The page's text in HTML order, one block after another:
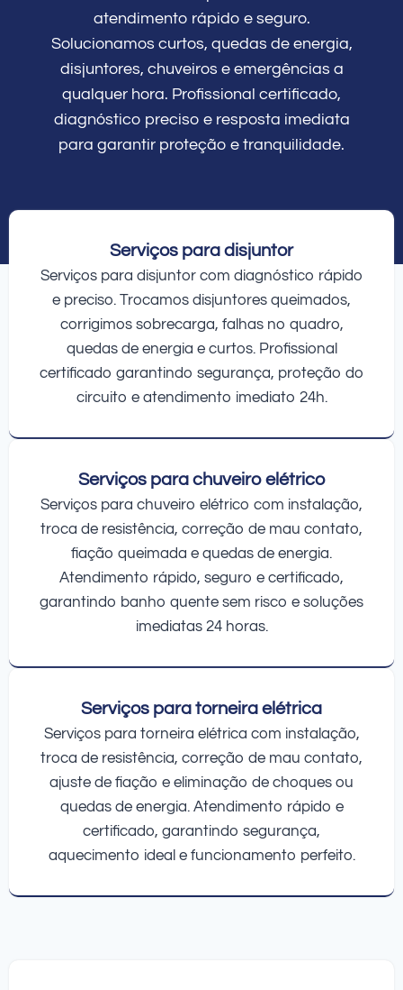
atendimento rápido e seguro.
Solucionamos curtos, quedas de energia,
disjuntores, chuveiros e emergências a
qualquer hora. Profissional certificado,
diagnóstico preciso e resposta imediata
para garantir proteção e tranquilidade.
Serviços para disjuntor
Serviços para disjuntor com diagnóstico rápido
e preciso. Trocamos disjuntores queimados,
corrigimos sobrecarga, falhas no quadro,
quedas de energia e curtos. Profissional
certificado garantindo segurança, proteção do
circuito e atendimento imediato 24h.
Serviços para chuveiro elétrico
Serviços para chuveiro elétrico com instalação,
troca de resistência, correção de mau contato,
fiação queimada e quedas de energia.
Atendimento rápido, seguro e certificado,
garantindo banho quente sem risco e soluções
imediatas 24 horas.
Serviços para torneira elétrica
Serviços para torneira elétrica com instalação,
troca de resistência, correção de mau contato,
ajuste de fiação e eliminação de choques ou
quedas de energia. Atendimento rápido e
certificado, garantindo segurança,
aquecimento ideal e funcionamento perfeito.